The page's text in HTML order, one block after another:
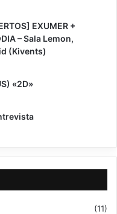
EXUMER +
– Sala Lemon,
(Kivents)
«2D»
(11)